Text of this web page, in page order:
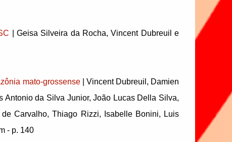
| Geisa Silveira da Rocha, Vincent Dubreuil e
mato-grossense| Vincent Dubreuil, Damien
Antonio da Silva Junior, João Lucas Della Silva,
Carvalho, Thiago Rizzi, Isabelle Bonini, Luis
- p. 140